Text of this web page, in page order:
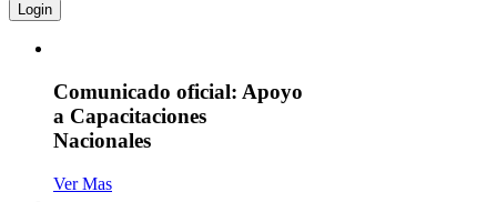
Login
Comunicado oficial: Apoyo
a Capacitaciones
Nacionales
Ver Mas